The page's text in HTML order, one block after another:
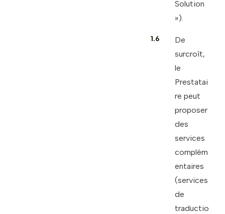
Solution
»).
1.6
De
surcroît,
le
Prestatai
re peut
proposer
des
services
complém
entaires
(services
de
traductio